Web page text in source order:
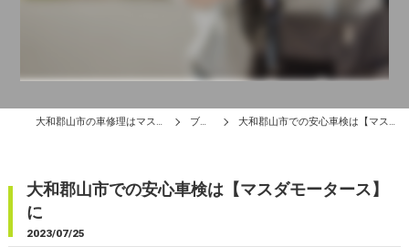
大和郡山市の車修理はマスダモータース ブログ 大和郡山市での安心車検は【マスダモータース】に
大和郡山市での安心車検は【マスダモータース】
に
2023/07/25